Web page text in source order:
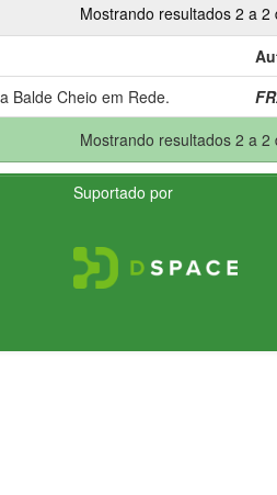
Mostrando resultados 2 a 2
Balde Cheio em Rede.
Mostrando resultados 2 a 2
Suportado por